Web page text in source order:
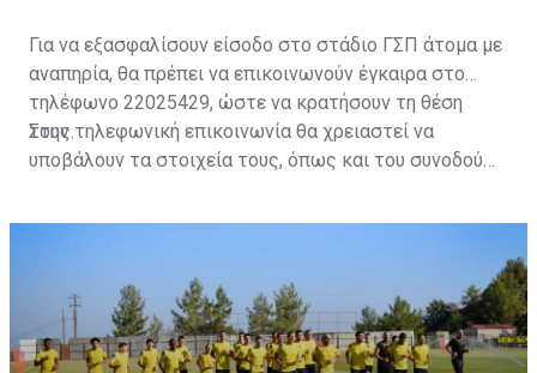
Για να εξασφαλίσουν είσοδο στο στάδιο ΓΣΠ άτομα με
αναπηρία, θα πρέπει να επικοινωνούν έγκαιρα στο
τηλέφωνο 22025429, ώστε να κρατήσουν τη θέση
τους.
Στην τηλεφωνική επικοινωνία θα χρειαστεί να
υποβάλουν τα στοιχεία τους, όπως και του συνοδού